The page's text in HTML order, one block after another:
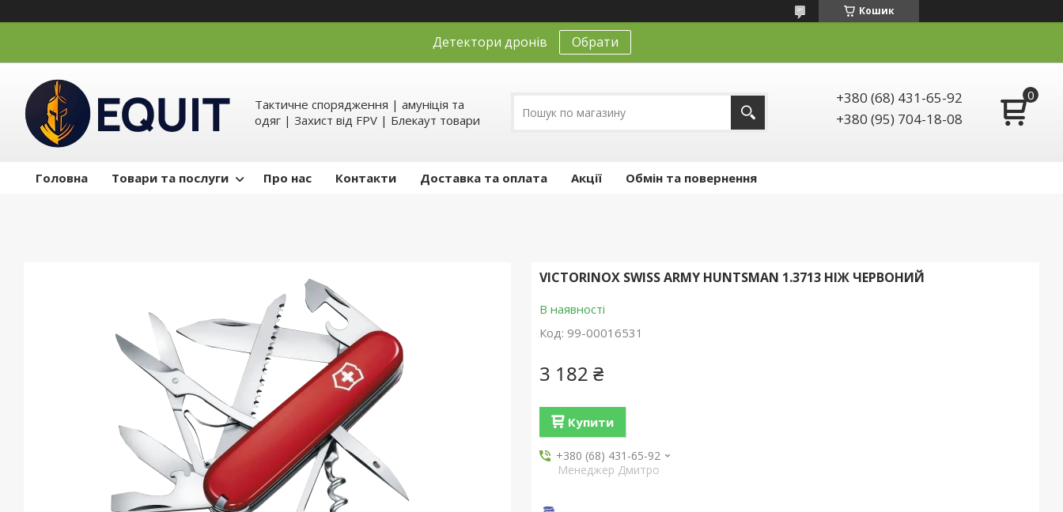
Кошик
Детектори дронів Обрати
Тактичне спорядження | амуніція та
одяг | Захист від FPV | Блекаут товари
+380 (68) 431-65-92
+380 (95) 704-18-08
Головна Товари та послуги Про нас Контакти Доставка та оплата Акції Обмін та повернення
VICTORINOX SWISS ARMY HUNTSMAN 1.3713 НІЖ ЧЕРВОНИЙ
В наявності
Код: 99-00016531
3 182 ₴
Купити
+380 (68) 431-65-92
Менеджер Дмитро